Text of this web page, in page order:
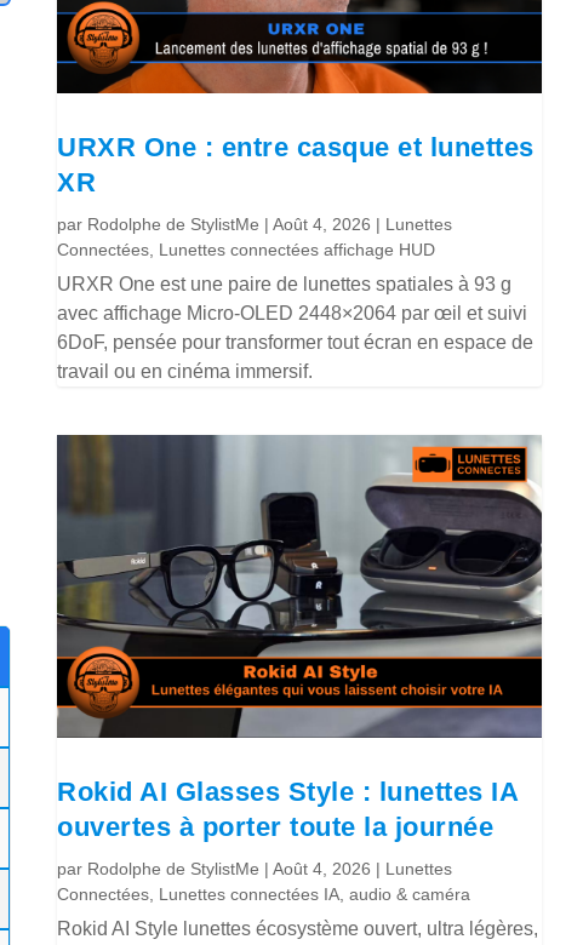
URXR One : entre casque et lunettes
XR
par Rodolphe de StylistMe |Août 4, 2026 | Lunettes
Connectées Lunettes connectées affichage HUD
URXR One est une paire de lunettes spatiales à 93 g
avec affichage Micro-OLED 2448×2064 par œil et suivi
6DoF, pensée pour transformer tout écran en espace de
travail ou en cinéma immersif.
Rokid AI Glasses Style : lunettes IA
ouvertes à porter toute la journée
par Rodolphe de StylistMe |Août 4, 2026 | Lunettes
Connectées Lunettes connectées IA, audio & caméra
Rokid AI Style lunettes écosystème ouvert, ultra légères,